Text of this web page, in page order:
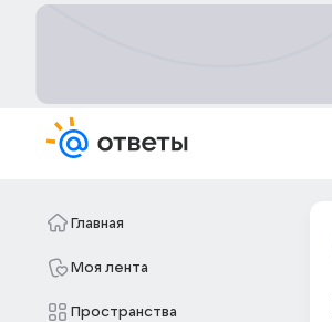
Главная
Моя лента
Пространства